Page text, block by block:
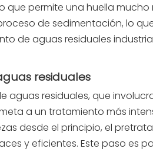
permite una huella mucho
de sedimentación, lo
de aguas residuales
residuales
aguas residuales, que
a un tratamiento más
desde el principio, el
y eficientes. Este paso es